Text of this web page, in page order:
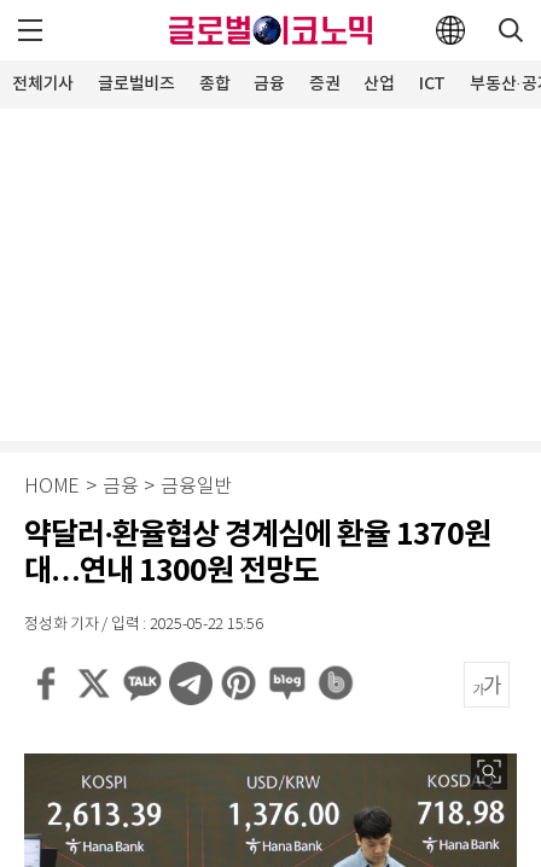
전체기사 글로벌비즈 종합 금융 증권 산업 ICT 부동산·
HOME > 금융 > 금융일반
약달러·환율협상 경계심에 환율 1370원
대…연내 1300원 전망도
정성화 기자 / 입력 : 2025-05-22 15:56